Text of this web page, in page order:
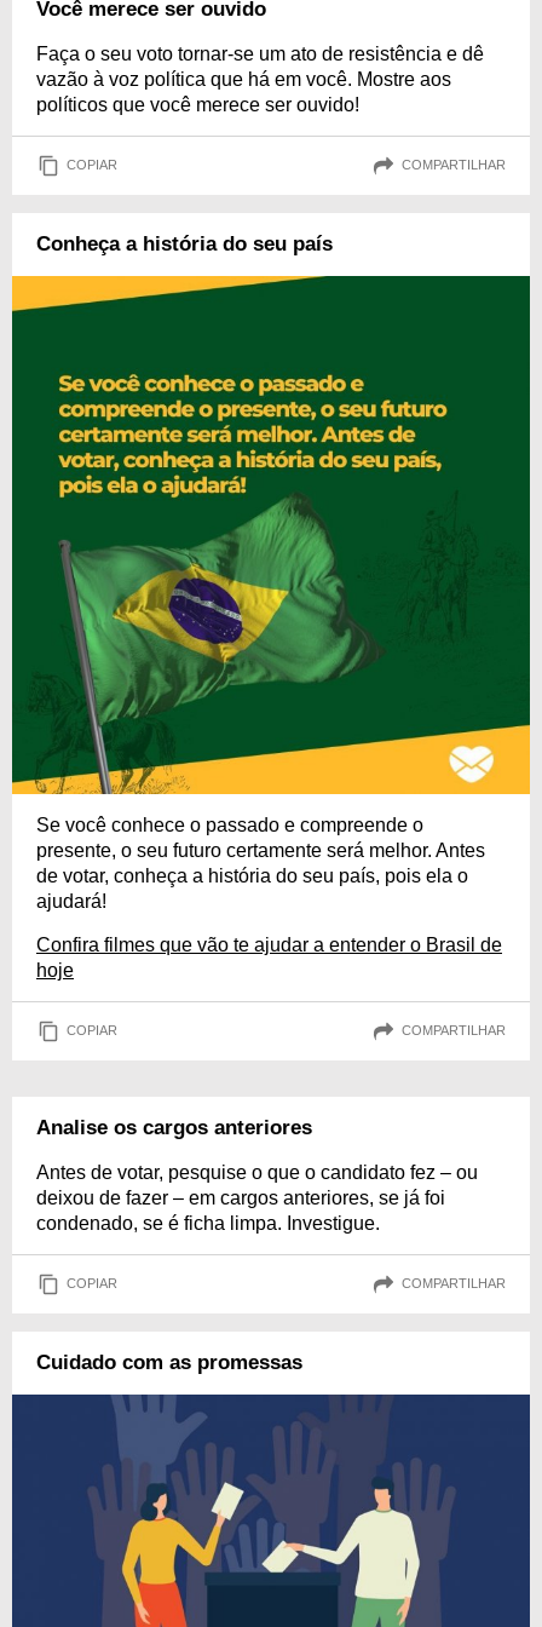
Você merece ser ouvido
Faça o seu voto tornar-se um ato de resistência e dê
vazão à voz política que há em você. Mostre aos
políticos que você merece ser ouvido!
COPIAR COMPARTILHAR
Conheça a história do seu país
Se você conhece o passado e compreende o
presente, o seu futuro certamente será melhor. Antes
de votar, conheça a história do seu país, pois ela o
ajudará!
Confira filmes que vão te ajudar a entender o Brasil de
hoje
COPIAR COMPARTILHAR
Analise os cargos anteriores
Antes de votar, pesquise o que o candidato fez – ou
deixou de fazer – em cargos anteriores, se já foi
condenado, se é ficha limpa. Investigue.
COPIAR COMPARTILHAR
Cuidado com as promessas